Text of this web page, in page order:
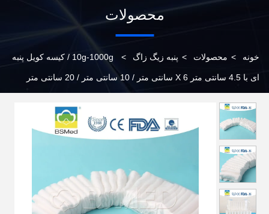
محصولات
خونه > محصولات > پنبه زیگ زاگ > 10g-1000g / کیسه کویل پنبه
ای با 4.5 سانتی متر X 6 سانتی متر / 10 سانتی متر / 20 سانتی متر
نرم راحت پشم پزشکی استریل